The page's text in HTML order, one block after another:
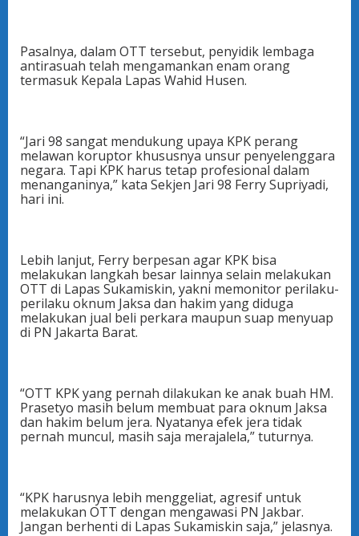
Pasalnya, dalam OTT tersebut, penyidik lembaga
antirasuah telah mengamankan enam orang
termasuk Kepala Lapas Wahid Husen.
“Jari 98 sangat mendukung upaya KPK perang
melawan koruptor khususnya unsur penyelenggara
negara. Tapi KPK harus tetap profesional dalam
menanganinya,” kata Sekjen Jari 98 Ferry Supriyadi,
hari ini.
Lebih lanjut, Ferry berpesan agar KPK bisa
melakukan langkah besar lainnya selain melakukan
OTT di Lapas Sukamiskin, yakni memonitor perilaku-
perilaku oknum Jaksa dan hakim yang diduga
melakukan jual beli perkara maupun suap menyuap
di PN Jakarta Barat.
“OTT KPK yang pernah dilakukan ke anak buah HM.
Prasetyo masih belum membuat para oknum Jaksa
dan hakim belum jera. Nyatanya efek jera tidak
pernah muncul, masih saja merajalela,” tuturnya.
“KPK harusnya lebih menggeliat, agresif untuk
melakukan OTT dengan mengawasi PN Jakbar.
Jangan berhenti di Lapas Sukamiskin saja,” jelasnya.